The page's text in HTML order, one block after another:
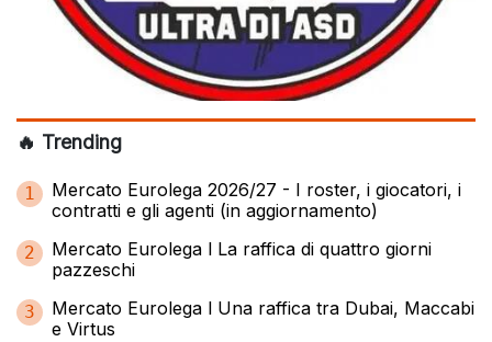
🔥 Trending
1
Mercato Eurolega 2026/27 - I roster, i giocatori, i
contratti e gli agenti (in aggiornamento)
2
Mercato Eurolega l La raffica di quattro giorni
pazzeschi
3
Mercato Eurolega l Una raffica tra Dubai, Maccabi
e Virtus